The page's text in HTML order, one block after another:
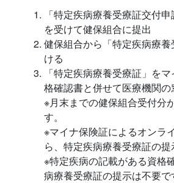
「特定疾病療養受療証交付
を受けて健保組合に提出
健保組合から「特定疾病療
ける
「特定疾病療養受療証」を
格確認書と併せて医療機関
※月末までの健保組合受付分
す。
※マイナ保険証によるオンラ
ら、特定疾病療養受療証の提
※特定疾病の記載がある資格
病療養受療証の提示は不要で